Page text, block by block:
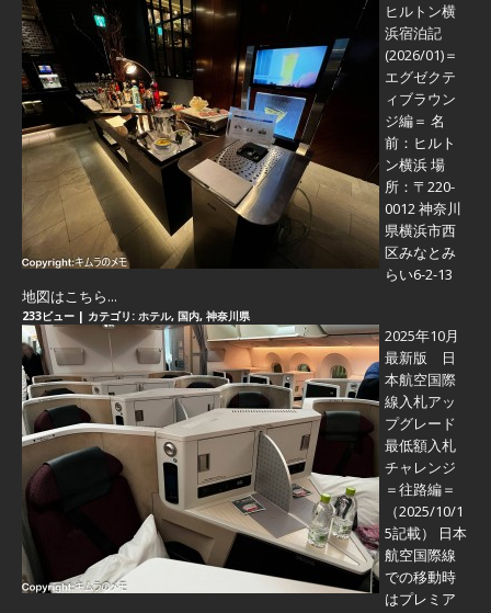
ヒルトン横
浜宿泊記
(2026/01)＝
エグゼクテ
ィブラウン
ジ編＝ 名
前：ヒルト
ン横浜 場
所：〒220-
0012 神奈川
県横浜市西
区みなとみ
らい6-2-13
地図はこちら...
233ビュー | カテゴリ: ホテル, 国内, 神奈川県
2025年10月
最新版 日
本航空国際
線入札アッ
プグレード
最低額入札
チャレンジ
＝往路編＝
（2025/10/1
5記載） 日本
航空国際線
での移動時
はプレミア